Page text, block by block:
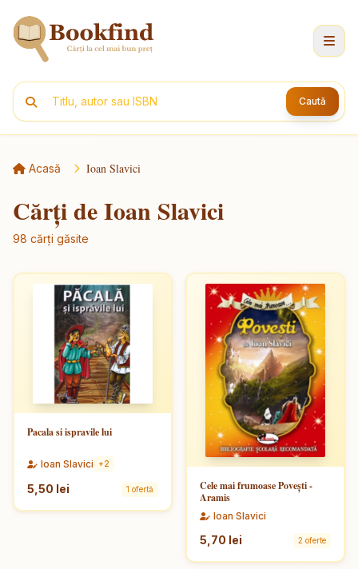
Caută
Acasă Ioan Slavici
Cărți de Ioan Slavici
98 cărți găsite
Pacala si ispravile lui
Ioan Slavici +2
5,50 lei 1 ofertă
Cele mai frumoase Povești -
Aramis
Ioan Slavici
5,70 lei 2 oferte